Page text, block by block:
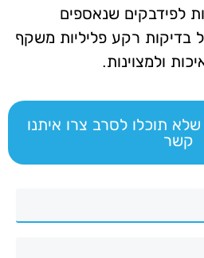
לפידבקים שנאספים
בדיקות רקע פליליות משקף
ולמצוינות.
תוכלו לסרב צרו איתנו
קשר